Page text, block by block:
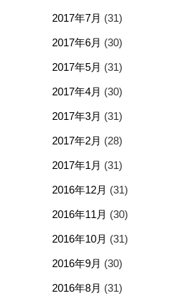
2017年7月 (31)
2017年6月 (30)
2017年5月 (31)
2017年4月 (30)
2017年3月 (31)
2017年2月 (28)
2017年1月 (31)
2016年12月 (31)
2016年11月 (30)
2016年10月 (31)
2016年9月 (30)
2016年8月 (31)